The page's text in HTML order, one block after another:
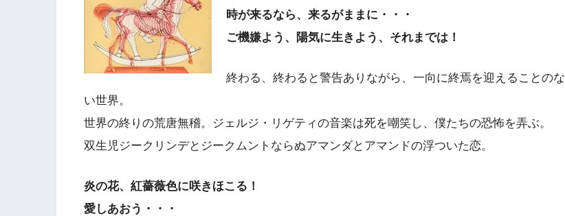
時が来るなら、来るがままに・・・
ご機嫌よう、陽気に生きよう、それまでは！
終わる、終わると警告ありながら、一向に終焉を迎えることのな
い世界。
世界の終りの荒唐無稽。ジェルジ・リゲティの音楽は死を嘲笑し、僕たちの恐怖を弄ぶ。
双生児ジークリンデとジークムントならぬアマンダとアマンドの浮ついた恋。
炎の花、紅薔薇色に咲きほこる！
愛しあおう・・・